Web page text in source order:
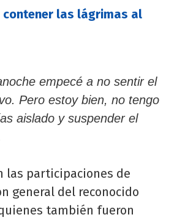
contener las lágrimas al
empecé a no sentir el
Pero estoy bien, no tengo
aislado y suspender el
las participaciones de
general del reconocido
también fueron